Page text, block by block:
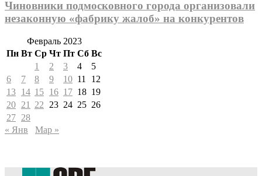
Чиновники подмосковного города организовали
незаконную «фабрику жалоб» на конкурентов
Февраль 2023
Пн Вт Ср Чт Пт Сб Вс
1
2 3 4
5
6
7 8 9 10 11
12
13 14 15 16 17 18 19
20 21 22 23 24 25 26
27 28
« Янв
Мар »